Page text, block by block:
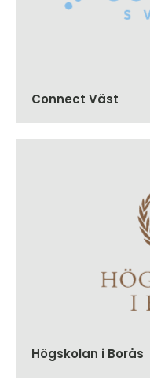
Connect Väst
Högskolan i Borås